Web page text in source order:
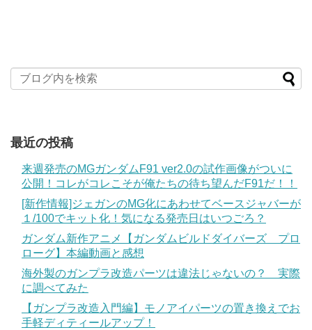
最近の投稿
来週発売のMGガンダムF91 ver2.0の試作画像がついに
公開！コレがコレこそが俺たちの待ち望んだF91だ！！
[新作情報]ジェガンのMG化にあわせてベースジャバーが
１/100でキット化！気になる発売日はいつごろ？
ガンダム新作アニメ【ガンダムビルドダイバーズ プロ
ローグ】本編動画と感想
海外製のガンプラ改造パーツは違法じゃないの？ 実際
に調べてみた
【ガンプラ改造入門編】モノアイパーツの置き換えでお
手軽ディティールアップ！